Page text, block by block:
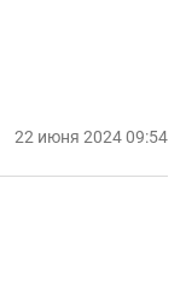
22 июня 2024 09:54